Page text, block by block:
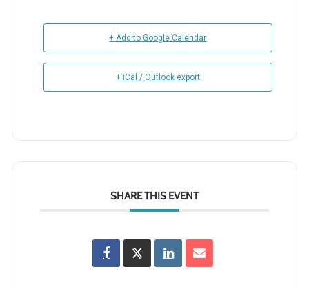
+ Add to Google Calendar
+ iCal / Outlook export
SHARE THIS EVENT